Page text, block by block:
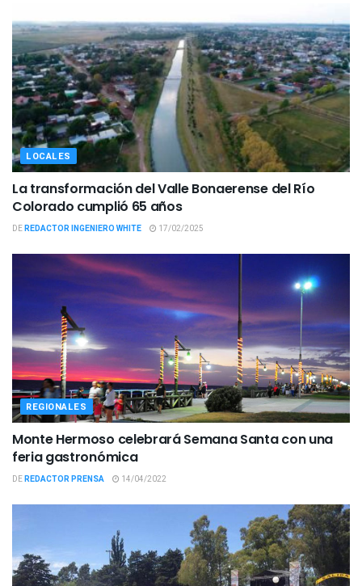
LOCALES
La transformación del Valle Bonaerense del Río
Colorado cumplió 65 años
DEREDACTOR INGENIERO WHITE 17/02/2025
REGIONALES
Monte Hermoso celebrará Semana Santa con una
feria gastronómica
DEREDACTOR PRENSA 14/04/2022